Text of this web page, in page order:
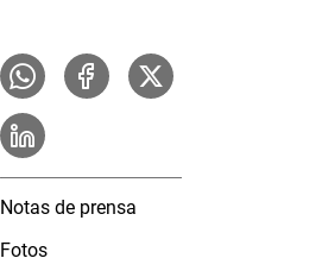
Notas de prensa
Fotos